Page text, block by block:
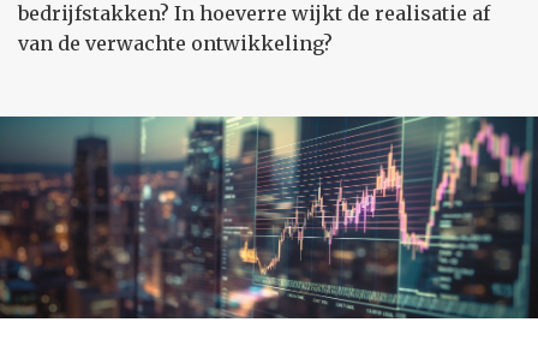
bedrijfstakken? In hoeverre wijkt de realisatie af
van de verwachte ontwikkeling?